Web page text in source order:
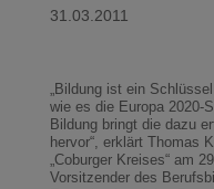
31.03.2011
„Bildung ist ein
wie es die Europa 2020-
Bildung bringt die dazu
hervor“, erklärt Thomas
„Coburger Kreises“ am
Vorsitzender des